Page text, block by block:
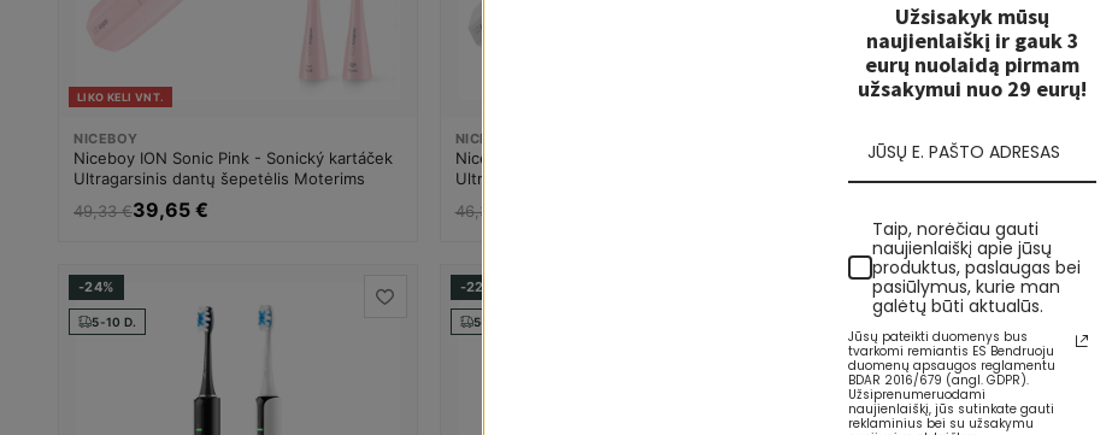
LIKO KELI VNT.
NICEBOY
Niceboy ION Sonic Pink - Sonický kartáček
Ultragarsinis dantų šepetėlis Moterims
49,33 €39,65 €
NICEBOY
Niceboy ION Sonic White sonic toothbrush
Ultragarsinis dantų šepetėlis Unisex
46,33 €
Niceboy ION Sonic Black - sonic
toothbrush Ultragarsinis dantų
-24%
5-10 D.
-22%
5-10 D.
-12%
Užsisakyk mūsų
naujienlaiškį ir gauk 3
eurų nuolaidą pirmam
užsakymui nuo 29 eurų!
Taip, norėčiau gauti
naujienlaiškį apie jūsų
produktus, paslaugas bei
pasiūlymus, kurie man
galėtų būti aktualūs.
Jūsų pateikti duomenys bus
tvarkomi remiantis ES Bendruoju
duomenų apsaugos reglamentu
BDAR 2016/679 (angl. GDPR).
Užsiprenumeruodami
naujienlaiškį, jūs sutinkate gauti
reklaminius bei su užsakymu